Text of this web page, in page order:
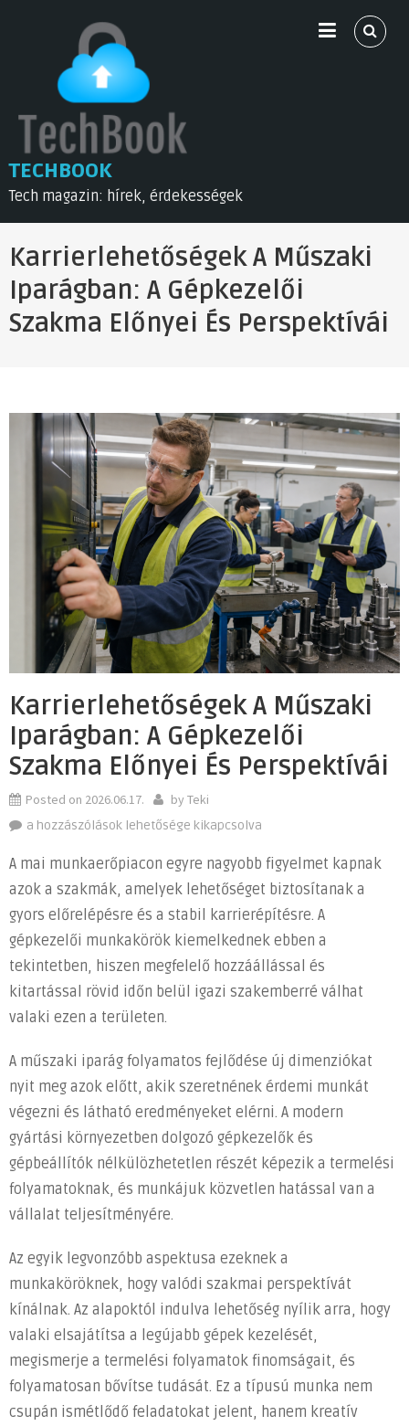
TECHBOOK
Tech magazin: hírek, érdekességek
Karrierlehetőségek A Műszaki
Iparágban: A Gépkezelői
Szakma Előnyei És Perspektívái
Karrierlehetőségek A Műszaki
Iparágban: A Gépkezelői
Szakma Előnyei És Perspektívái
Posted on 2026.06.17. by Teki
Karrierlehetőségek
műszaki
iparágban:
A
gépkezelői
szakma
előnyei
és
bejegyzéshez
a hozzászólások lehetősége kikapcsolva
A mai munkaerőpiacon egyre nagyobb figyelmet kapnak
azok a szakmák, amelyek lehetőséget biztosítanak a
gyors előrelépésre és a stabil karrierépítésre. A
gépkezelői munkakörök kiemelkednek ebben a
tekintetben, hiszen megfelelő hozzáállással és
kitartással rövid időn belül igazi szakemberré válhat
valaki ezen a területen.
A műszaki iparág folyamatos fejlődése új dimenziókat
nyit meg azok előtt, akik szeretnének érdemi munkát
végezni és látható eredményeket elérni. A modern
gyártási környezetben dolgozó gépkezelők és
gépbeállítók nélkülözhetetlen részét képezik a termelési
folyamatoknak, és munkájuk közvetlen hatással van a
vállalat teljesítményére.
Az egyik legvonzóbb aspektusa ezeknek a
munkaköröknek, hogy valódi szakmai perspektívát
kínálnak. Az alapoktól indulva lehetőség nyílik arra, hogy
valaki elsajátítsa a legújabb gépek kezelését,
megismerje a termelési folyamatok finomságait, és
folyamatosan bővítse tudását. Ez a típusú munka nem
csupán ismétlődő feladatokat jelent, hanem kreatív